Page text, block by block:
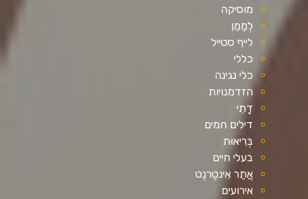
מוסיקה
לְמַמֵן
לייף סטייל
כללי
כלי נגינה
הזדמנויות
דָתִי
דילים חמים
בְּרִיאוּת
בעלי חיים
אֲתַר אִינטֶרנֶט
אירועים